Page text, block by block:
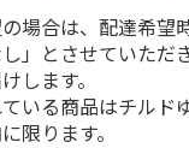
場合は、配達希望
」とさせていただき
します。
いる商品はチルド
限ります。